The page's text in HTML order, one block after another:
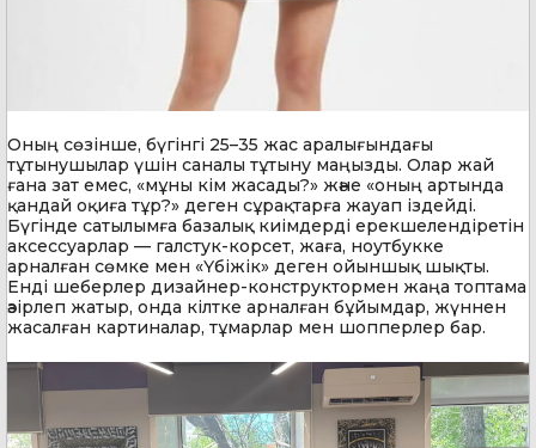
Оның сөзінше, бүгінгі 25–35 жас аралығындағы
тұтынушылар үшін саналы тұтыну маңызды. Олар жай
ғана зат емес, «мұны кім жасады?» және «оның артында
қандай оқиға тұр?» деген сұрақтарға жауап іздейді.
Бүгінде сатылымға базалық киімдерді ерекшелендіретін
аксессуарлар — галстук-корсет, жаға, ноутбукке
арналған сөмке мен «Үбіжік» деген ойыншық шықты.
Енді шеберлер дизайнер-конструктормен жаңа топтама
әзірлеп жатыр, онда кілтке арналған бұйымдар, жүннен
жасалған картиналар, тұмарлар мен шопперлер бар.